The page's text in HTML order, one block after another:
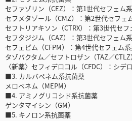
セファゾリン（CEZ）：第1世代セフェム
セフメタゾール（CMZ）：第2世代セフェ
セフトリアキソン（CTRX）：第3世代セ
セフタジジム（CAZ）：第3世代セフェム
セフェピム（CFPM）：第4世代セフェム
タゾバクタム／セフトロザン（TAZ／CTLZ）
〈新薬〉セフィデロコル（CFDC）：シ
■3. カルバペネム系抗菌薬
メロペネム（MEPM）
■4. アミノグリコシド系抗菌薬
ゲンタマイシン（GM）
■5. キノロン系抗菌薬